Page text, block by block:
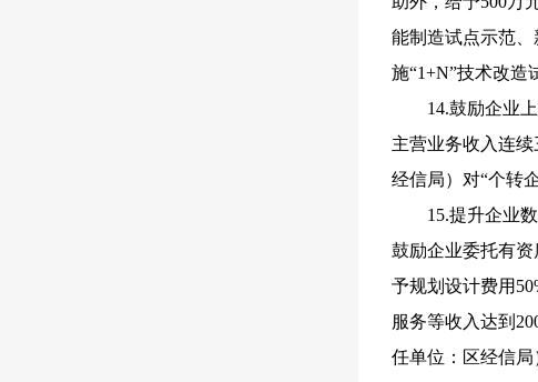
能制造试点示范
施“1+N”技术改造
14.鼓励企业
主营业务收入连
经信局）对“个转
15.提升企业
鼓励企业委托有
予规划设计费用
服务等收入达到
任单位：区经信局